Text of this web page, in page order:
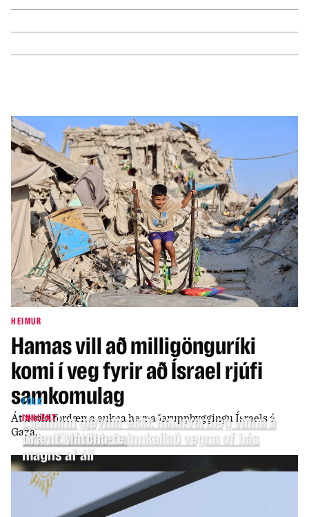
HEIMUR
Hamas vill að milligönguríki
komi í veg fyrir að Ísrael rjúfi
samkomulag
Átta ríki fordæma aukna hernaðaruppbyggingu Ísraels á
Gaza.
FÓLK
Líkaminn gleymir ekki: Raunveruleg vinna á
bak við áfallabata
INNLENT
Grænt Matcha-te innkallað vegna of hás
magns af áli